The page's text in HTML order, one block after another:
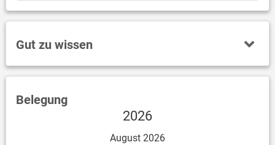
Gut zu wissen
Belegung
2026
August 2026